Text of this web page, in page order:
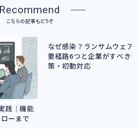
Recommend
こちらの記事もどうぞ
践｜機能
ーまで
なぜ感染？ランサムウェア
要経路6つと企業がすべき
策・初動対応